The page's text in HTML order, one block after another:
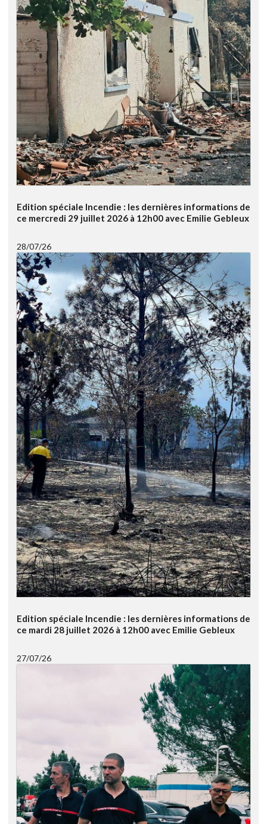
Edition spéciale Incendie : les dernières informations de
ce mercredi 29 juillet 2026 à 12h00 avec Emilie Gebleux
28/07/26
Edition spéciale Incendie : les dernières informations de
ce mardi 28 juillet 2026 à 12h00 avec Emilie Gebleux
27/07/26